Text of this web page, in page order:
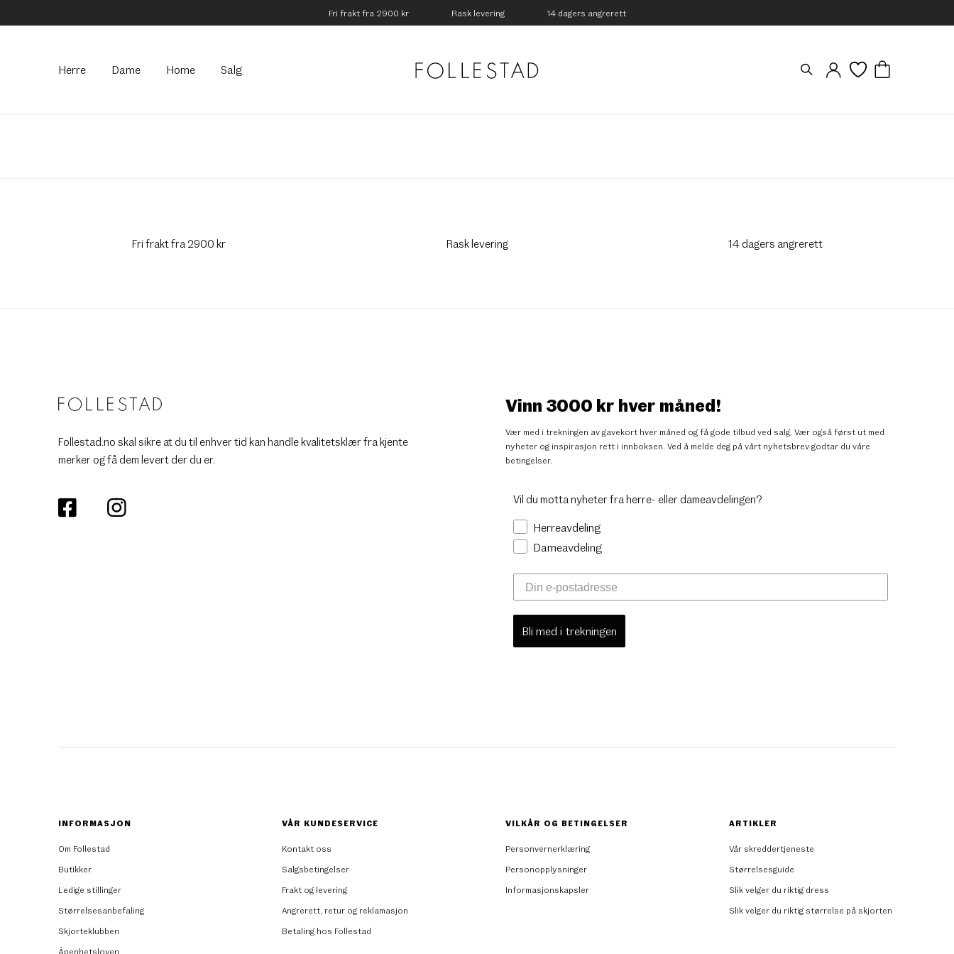
Fri frakt fra 2900 kr Rask levering 14 dagers angrerett
Hovedmeny
Herre Dame Home Salg
Fri frakt fra 2900 kr Rask levering 14 dagers angrerett
Follestad.no skal sikre at du til enhver tid kan handle kvalitetsklær fra kjente
merker og få dem levert der du er.
Vinn 3000 kr hver måned!
Vær med i trekningen av gavekort hver måned og få gode tilbud ved salg. Vær også først ut med
nyheter og inspirasjon rett i innboksen. Ved å melde deg på vårt nyhetsbrev godtar du våre
betingelser.
Vil du motta nyheter fra herre- eller dameavdelingen?
Herreavdeling
Dameavdeling
Bli med i trekningen
INFORMASJON
Om Follestad
Butikker
Ledige stillinger
Størrelsesanbefaling
Skjorteklubben
Åpenhetsloven
VÅR KUNDESERVICE
Kontakt oss
Salgsbetingelser
Frakt og levering
Angrerett, retur og reklamasjon
Betaling hos Follestad
VILKÅR OG BETINGELSER
Personvernerklæring
Personopplysninger
Informasjonskapsler
ARTIKLER
Vår skreddertjeneste
Størrelsesguide
Slik velger du riktig dress
Slik velger du riktig størrelse på skjorten